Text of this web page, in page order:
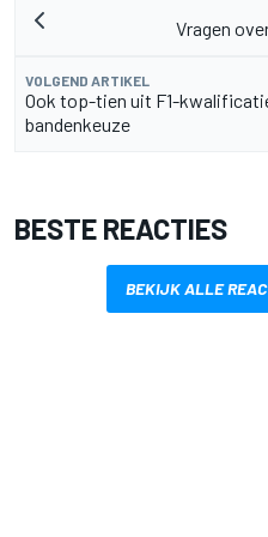
Vragen
VOLGEND ARTIKEL
Ook top-tien uit F1-
bandenkeuze
BESTE REACTIES
BEKIJK ALLE